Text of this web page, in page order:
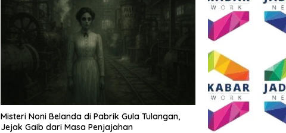
Misteri Noni Belanda di Pabrik Gula Tulangan,
Jejak Gaib dari Masa Penjajahan